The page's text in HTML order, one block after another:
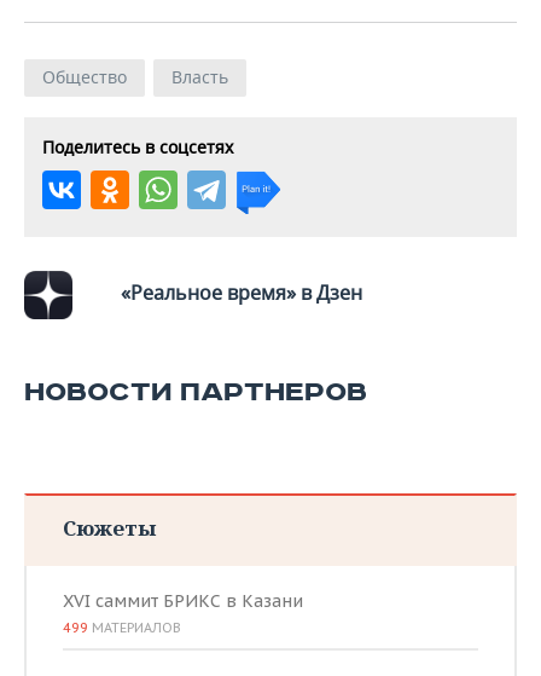
Общество Власть
Поделитесь в соцсетях
«Реальное время» в Дзен
НОВОСТИ ПАРТНЕРОВ
Сюжеты
XVI саммит БРИКС в Казани
499 МАТЕРИАЛОВ